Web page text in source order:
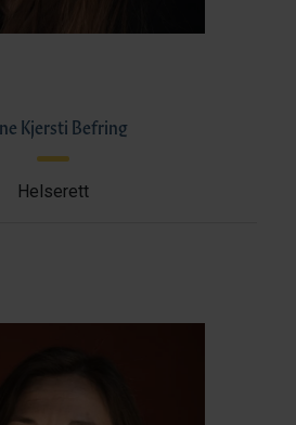
Kjersti Befring
Helserett